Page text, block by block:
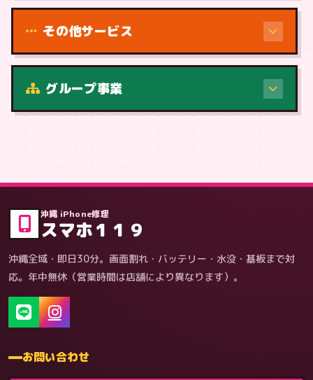
症状・内容から
その他サービス
グループ事業
沖縄 iPhone修理
スマホ１１９
沖縄全域・即日30分。画面割れ・バッテリー・水没・基板まで対
応。年中無休（営業時間は店舗により異なります）。
お問い合わせ